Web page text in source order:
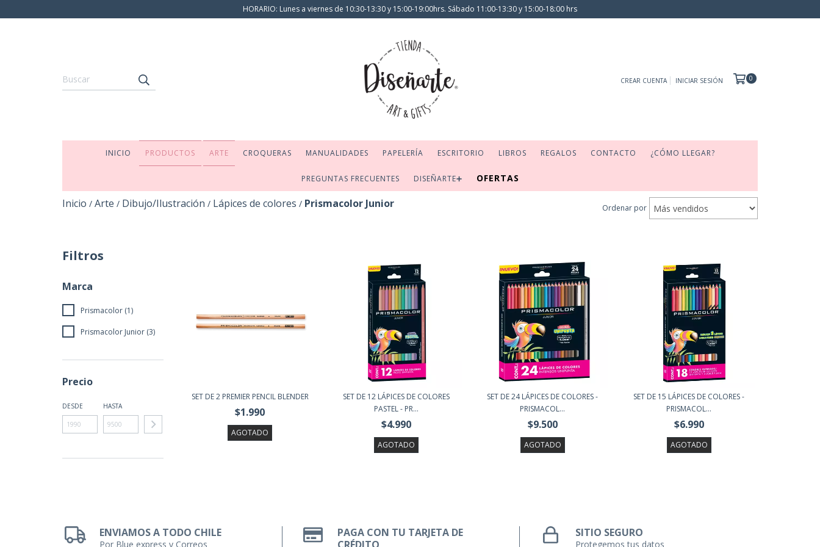
HORARIO: Lunes a viernes de 10:30-13:30 y 15:00-19:00hrs. Sábado 11:00-13:30 y 15:00-18:00 hrs
CREAR CUENTA INICIAR SESIÓN 0
INICIO PRODUCTOS ARTE CROQUERAS MANUALIDADES PAPELERÍA ESCRITORIO LIBROS REGALOS CONTACTO ¿CÓMO LLEGAR?
PREGUNTAS FRECUENTES DISEÑARTE➕ OFERTAS
Inicio / Arte / Dibujo/Ilustración / Lápices de colores / Prismacolor Junior Ordenar por
Filtros
Marca
Prismacolor (1)
Prismacolor Junior (3)
Precio
DESDE HASTA
SET DE 2 PREMIER PENCIL BLENDER
$1.990
AGOTADO
SET DE 12 LÁPICES DE COLORES
PASTEL - PR...
$4.990
AGOTADO
SET DE 24 LÁPICES DE COLORES -
PRISMACOL...
$9.500
AGOTADO
SET DE 15 LÁPICES DE COLORES -
PRISMACOL...
$6.990
AGOTADO
ENVIAMOS A TODO CHILE
Por Blue express y Correos
PAGA CON TU TARJETA DE
SITIO SEGURO
Protegemos tus datos